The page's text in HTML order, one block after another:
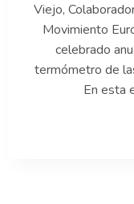
Viejo,
Movimiento
celebrado
termómetro de
En esta